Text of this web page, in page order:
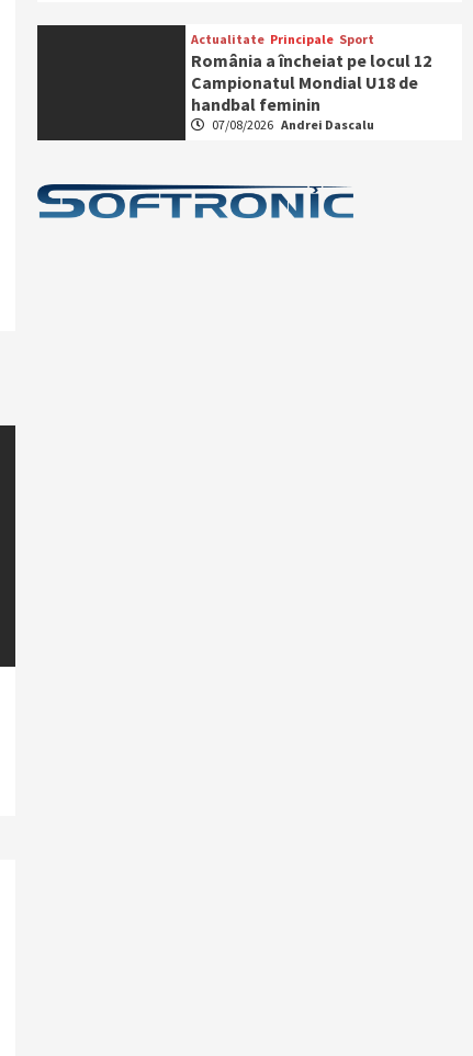
Actualitate Principale Sport
România a încheiat pe locul 12
Campionatul Mondial U18 de
handbal feminin
07/08/2026 Andrei Dascalu